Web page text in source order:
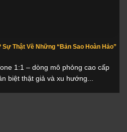
Thật Về Những “Bản Sao Hoàn Hảo”
1:1 – dòng mô phỏng cao cấp
biệt thật giả và xu hướng...